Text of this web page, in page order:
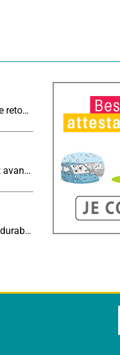
Orages ce week-end : les régions à risque avant le retour de la canicule
Météo demain : très fortes chaleurs au sud-ouest avant des orages, jusqu'à 39°C
Cinquième canicule de l’été : un épisode intense, durable et étendu la semaine prochaine